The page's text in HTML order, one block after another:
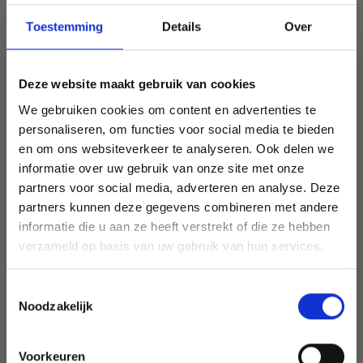
Toestemming Details Over
Deze website maakt gebruik van cookies
We gebruiken cookies om content en advertenties te
personaliseren, om functies voor social media te bieden
en om ons websiteverkeer te analyseren. Ook delen we
informatie over uw gebruik van onze site met onze
partners voor social media, adverteren en analyse. Deze
partners kunnen deze gegevens combineren met andere
informatie die u aan ze heeft verstrekt of die ze hebben
verzameld op basis van uw gebruik van hun services.
Noodzakelijk
Voorkeuren
Groupe de fils A
-------------------------------------------------------
S/M - L/XL
Tour de tête environ: 57/59 - 59/61 cm.
Hauteur avec le revers: 21-22 cm.
LAINE:
DROPS ALPACA de Garnstudio (appartient au groupe de
fils A)
100-100 g coloris 517, gris moyen
AIGUILLES:
AIGUILLE CIRCULAIRE DROPS N° 3 - en 40 cm.
On peut utiliser la technique du MAGIC LOOP – il faudra
ÉCHANTILLON:
Économisez jusqu'à 50 %
Soyez le premier à connaître nos soldes et